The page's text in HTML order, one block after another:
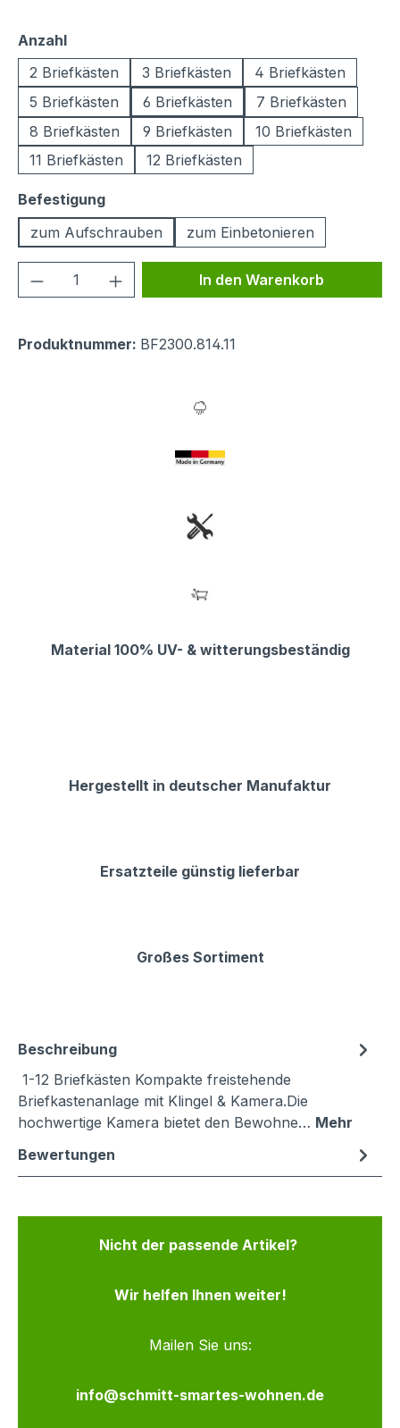
Anzahlauswählen
2 Briefkästen
3 Briefkästen
4 Briefkästen
5 Briefkästen
6 Briefkästen
7 Briefkästen
8 Briefkästen
9 Briefkästen
10 Briefkästen
11 Briefkästen
12 Briefkästen
Befestigungauswählen
zum Aufschrauben
zum Einbetonieren
Produkt Anzahl: Gib denIn den Warenkorb
Produktnummer: BF2300.814.11
Material 100% UV- & witterungsbeständig
Hergestellt in deutscher Manufaktur
Ersatzteile günstig lieferbar
Großes Sortiment
Beschreibung
1-12 Briefkästen Kompakte freistehende
Briefkastenanlage mit Klingel & Kamera.Die
hochwertige Kamera bietet den Bewohne… Mehr
Bewertungen
Nicht der passende Artikel?
Wir helfen Ihnen weiter!
Mailen Sie uns:
info@schmitt-smartes-wohnen.de